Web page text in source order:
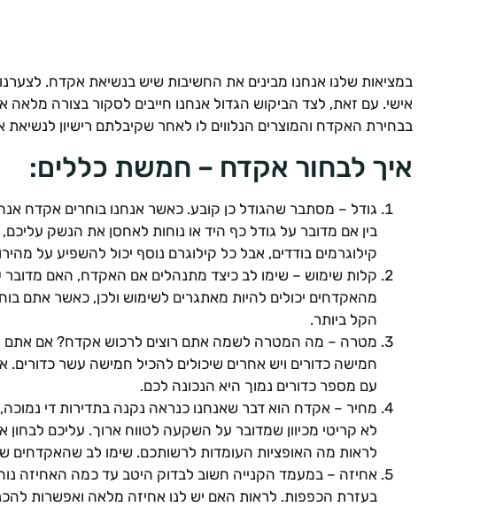
במציאות שלנו אנחנו מבינים את החשיבות שיש בנשיאת אקדח.
אישי. עם זאת, לצד הביקוש הגדול אנחנו חייבים לסקור בצורה
בבחירת האקדח והמוצרים הנלווים לו לאחר שקיבלתם רישיון
איך לבחור אקדח – חמשת כללים:
גודל – מסתבר שהגודל כן קובע. כאשר אנחנו בוחרים אקדח
בין אם מדובר על גודל כף היד או נוחות לאחסן את הנשק
קילוגרמים בודדים, אבל כל קילוגרם נוסף יכול להשפיע על
קלות שימוש – שימו לב כיצד מתנהלים אם האקדח, האם מדובר
מהאקדחים יכולים להיות מאתגרים לשימוש ולכן, כאשר
הקל ביותר.
מטרה – מה המטרה לשמה אתם רוצים לרכוש אקדח? אם אתם
חמישה כדורים ויש אחרים שיכולים להכיל חמישה עשר
עם מספר כדורים נמוך היא הנכונה לכם.
מחיר – אקדח הוא דבר שאנחנו כנראה נקנה בתדירות די
לא קריטי מכיוון שמדובר על השקעה לטווח ארוך. עליכם
לראות מה האופציות העומדות לרשותכם. שימו לב שהאקדחים
אחיזה – במעמד הקנייה חשוב לבדוק היטב עד כמה האחיזה
בעזרת הכפפות. לראות האם יש לנו אחיזה מלאה ואפשרות